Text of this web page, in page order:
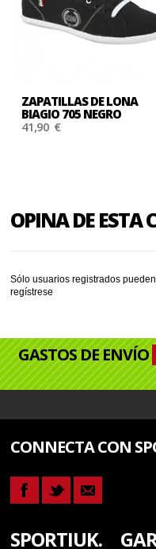
ZAPATILLAS DE LONA
BIAGIO 705 NEGRO
41,90 €
OPINA DE ESTA
Sólo usuarios registrados
regístrese
GASTOS DE ENVÍO
CONNECTA CON
SPORTIUK.